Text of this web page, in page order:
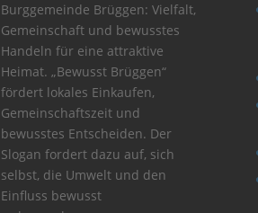
Burggemeinde Brüggen: Vielfalt,
Gemeinschaft und bewusstes
Handeln für eine attraktive
Heimat. „Bewusst Brüggen“
fördert lokales Einkaufen,
Gemeinschaftszeit und
bewusstes Entscheiden. Der
Slogan fordert dazu auf, sich
selbst, die Umwelt und den
Einfluss bewusst